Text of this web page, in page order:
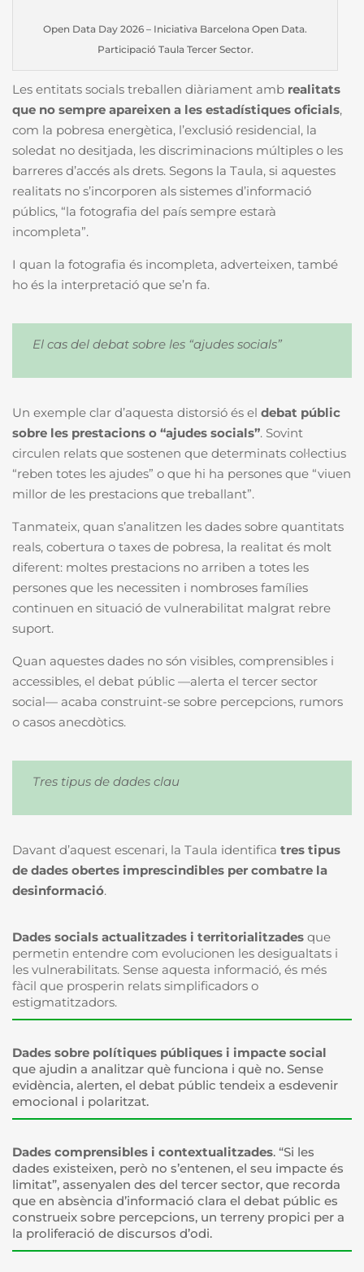
Open Data Day 2026 – Iniciativa Barcelona Open Data.
Participació Taula Tercer Sector.
Les entitats socials treballen diàriament amb realitats
que no sempre apareixen a les estadístiques oficials,
com la pobresa energètica, l’exclusió residencial, la
soledat no desitjada, les discriminacions múltiples o les
barreres d’accés als drets. Segons la Taula, si aquestes
realitats no s’incorporen als sistemes d’informació
públics, “la fotografia del país sempre estarà
incompleta”.
I quan la fotografia és incompleta, adverteixen, també
ho és la interpretació que se’n fa.
El cas del debat sobre les “ajudes socials”
Un exemple clar d’aquesta distorsió és el debat públic
sobre les prestacions o “ajudes socials”. Sovint
circulen relats que sostenen que determinats col·lectius
“reben totes les ajudes” o que hi ha persones que “viuen
millor de les prestacions que treballant”.
Tanmateix, quan s’analitzen les dades sobre quantitats
reals, cobertura o taxes de pobresa, la realitat és molt
diferent: moltes prestacions no arriben a totes les
persones que les necessiten i nombroses famílies
continuen en situació de vulnerabilitat malgrat rebre
suport.
Quan aquestes dades no són visibles, comprensibles i
accessibles, el debat públic —alerta el tercer sector
social— acaba construint-se sobre percepcions, rumors
o casos anecdòtics.
Tres tipus de dades clau
Davant d’aquest escenari, la Taula identifica tres tipus
de dades obertes imprescindibles per combatre la
desinformació.
Dades socials actualitzades i territorialitzades que
permetin entendre com evolucionen les desigualtats i
les vulnerabilitats. Sense aquesta informació, és més
fàcil que prosperin relats simplificadors o
estigmatitzadors.
Dades sobre polítiques públiques i impacte social
que ajudin a analitzar què funciona i què no. Sense
evidència, alerten, el debat públic tendeix a esdevenir
emocional i polaritzat.
Dades comprensibles i contextualitzades. “Si les
dades existeixen, però no s’entenen, el seu impacte és
limitat”, assenyalen des del tercer sector, que recorda
que en absència d’informació clara el debat públic es
construeix sobre percepcions, un terreny propici per a
la proliferació de discursos d’odi.